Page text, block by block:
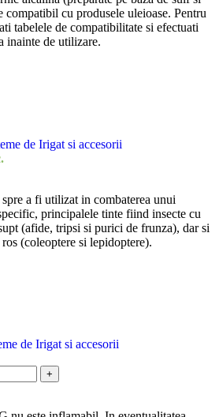
lei
compatibil cu produsele uleioase. Pentru
tabelele de compatibilitate si efectuati
inainte de utilizare.
de Irigat si accesorii
lei
lei
a fi utilizat in combaterea unui
principalele tinte fiind insecte cu
(afide, tripsi si purici de frunza), dar si
(coleoptere si lepidoptere).
de Irigat si accesorii
+